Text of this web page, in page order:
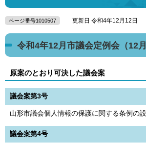
ページ番号1010507 更新日 令和4年12月12日
令和4年12月市議会定例会（12月
原案のとおり可決した議会案
議会案第3号
山形市議会個人情報の保護に関する条例の
議会案第4号